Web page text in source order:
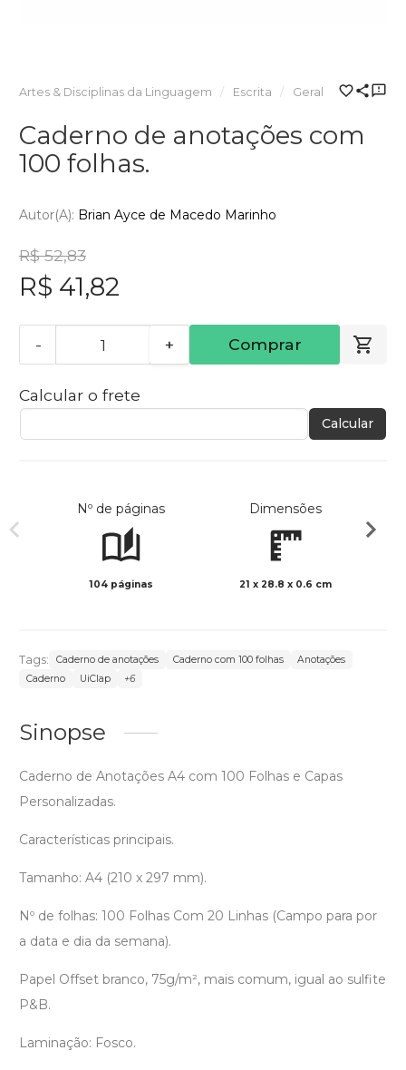
Artes & Disciplinas da Linguagem Escrita Geral
Caderno de anotações com
100 folhas.
Autor(a): Brian Ayce de Macedo Marinho
R$ 52,83
R$ 41,82
- + Comprar
Calcular o frete
Calcular
Nº de páginas
104 páginas
Dimensões
21 x 28.8 x 0.6 cm
Tags: Caderno de anotações Caderno com 100 folhas
Anotações
Caderno
UiClap +6
Sinopse
Caderno de Anotações A4 com 100 Folhas e Capas
Personalizadas.
Características principais.
Tamanho: A4 (210 x 297 mm).
Nº de folhas: 100 Folhas Com 20 Linhas (Campo para por
a data e dia da semana).
Papel Offset branco, 75g/m², mais comum, igual ao sulfite
P&B.
Laminação: Fosco.